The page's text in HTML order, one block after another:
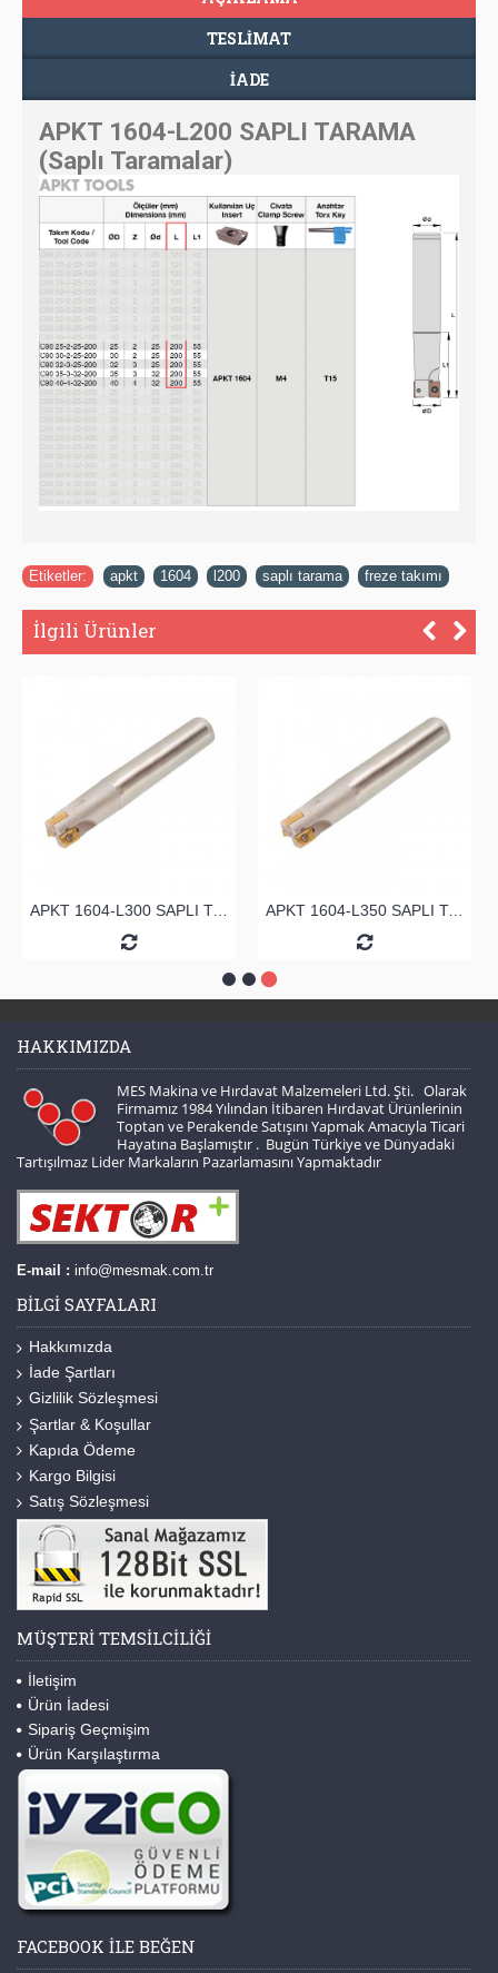
TESLIMAT
İADE
APKT 1604-L200 SAPLI TARAMA
(Saplı Taramalar)
Etiketler: apkt 1604 l200 saplı tarama freze takımı
İlgili Ürünler
APKT 1604-L300 SAPLI TARAMA APKT 1604-L350 SAPLI TARAMA
HAKKIMIZDA
MES Makina ve Hırdavat Malzemeleri Ltd. Şti. Olarak
Firmamız 1984 Yılından İtibaren Hırdavat Ürünlerinin
Toptan ve Perakende Satışını Yapmak Amacıyla Ticari
Hayatına Başlamıştır . Bugün Türkiye ve Dünyadaki
Tartışılmaz Lider Markaların Pazarlamasını Yapmaktadır
E-mail : info@mesmak.com.tr
BILGI SAYFALARI
Hakkımızda
İade Şartları
Gizlilik Sözleşmesi
Şartlar & Koşullar
Kapıda Ödeme
Kargo Bilgisi
Satış Sözleşmesi
MÜŞTERI TEMSILCILIĞI
İletişim
Ürün İadesi
Sipariş Geçmişim
Ürün Karşılaştırma
FACEBOOK ILE BEĞEN